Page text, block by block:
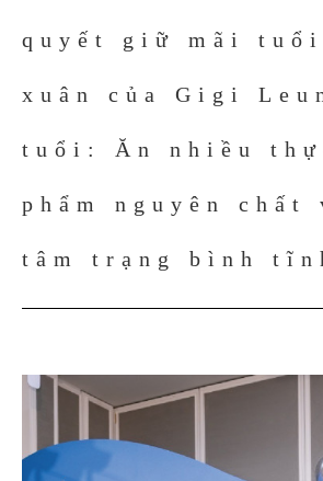
quyết giữ mãi tuổi
xuân của Gigi
tuổi: Ăn nhiều
phẩm nguyên chất
tâm trạng bình